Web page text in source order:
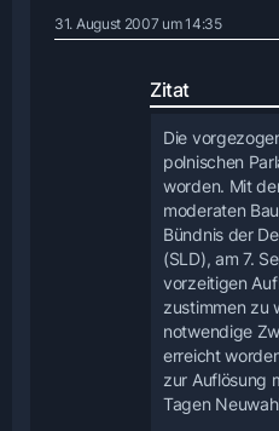
31. August 2007 um 14:35
Zitat
Die
polnischen
worden. Mit
moderaten
Bündnis der
(SLD), am 7.
vorzeitigen
zustimmen zu
notwendige
erreicht
zur Auflösung
Tagen